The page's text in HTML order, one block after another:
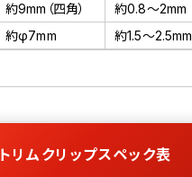
約9mm（四角） 約0.8～2mm
約φ7mm 約1.5～2.5mm
トリムクリップスペック表